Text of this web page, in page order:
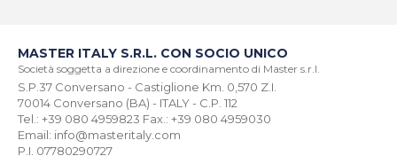
MASTER ITALY S.R.L. CON SOCIO UNICO
Società soggetta a direzione e coordinamento di Master s.r.l.
S.P.37 Conversano - Castiglione Km. 0,570 Z.I.
70014 Conversano (BA) - ITALY - C.P. 112
Tel.: +39 080 4959823 Fax.: +39 080 4959030
Email: info@masteritaly.com
P.I. 07780290727